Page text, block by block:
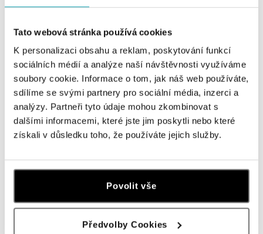
Tato webová stránka používá cookies
K personalizaci obsahu a reklam, poskytování funkcí
sociálních médií a analýze naší návštěvnosti využíváme
soubory cookie. Informace o tom, jak náš web používáte,
sdílíme se svými partnery pro sociální média, inzerci a
analýzy. Partneři tyto údaje mohou zkombinovat s
dalšími informacemi, které jste jim poskytli nebo které
získali v důsledku toho, že používáte jejich služby.
Povolit vše
Předvolby Cookies
ALOve OC Olympia, Brno
U Dálnice 777, 664 42 Brno
tel.: +420604389337
dnes otevřeno do 21:00
ALOve Westfield Černý most, Praha 9
Chlumecká 765/6, 198 19 Praha 9
tel.: +420735703904
dnes otevřeno do 21:00
Roztylská 2321/19, 148 00 Praha 4 - Chodov
tel.: +420730524389